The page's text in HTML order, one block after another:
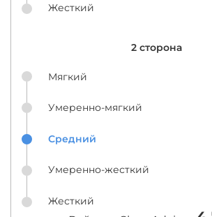
Жесткий
2 сторона
Мягкий
Умеренно-мягкий
Средний
Умеренно-жесткий
Жесткий